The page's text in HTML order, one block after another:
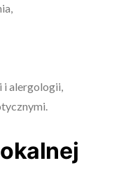
i alergologii,